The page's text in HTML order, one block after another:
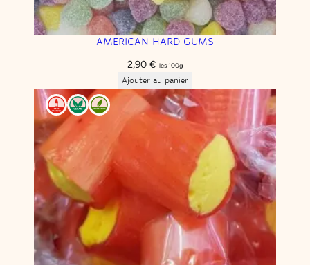
AMERICAN HARD GUMS
2,90 € les 100g
Ajouter au panier